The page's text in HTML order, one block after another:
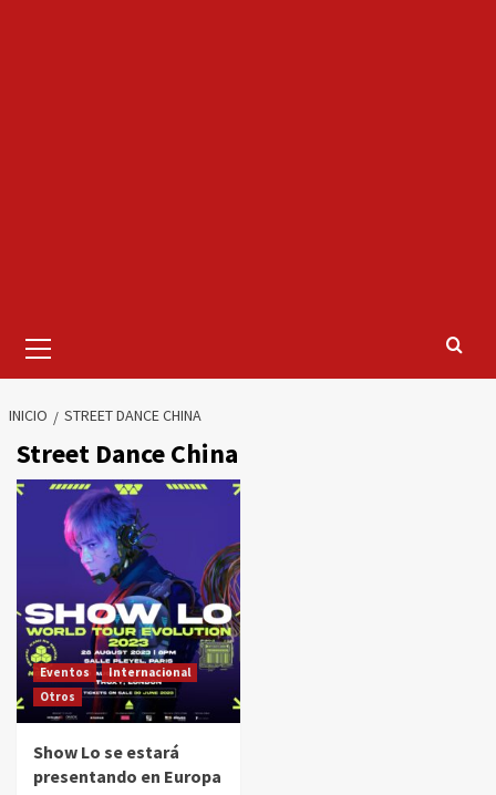
primario
INICIO STREET DANCE CHINA
Street Dance China
Eventos
Internacional
Otros
Show Lo se estará
presentando en Europa